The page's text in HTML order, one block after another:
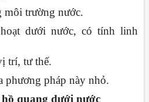
môi trường nước.
dưới nước, có tính linh
trí, tư thế.
phương pháp này nhỏ.
quang dưới nước